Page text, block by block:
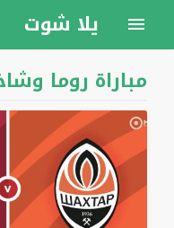
يلا شوت
مباراة روما